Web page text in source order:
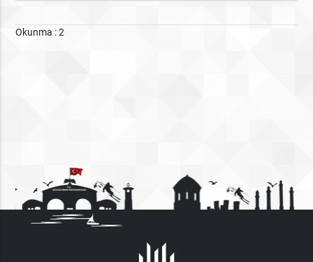
Okunma : 2